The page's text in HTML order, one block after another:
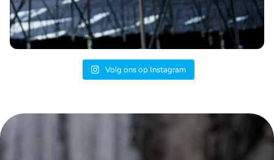
Volg ons op Instagram